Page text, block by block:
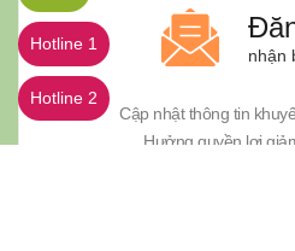
nhận
Cập nhật thông tin
Hưởng quyền lợi
Hotline 1
Hotline 2